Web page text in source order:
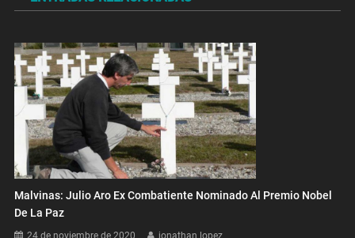
entradas
Malvinas: Julio Aro Ex Combatiente Nominado Al Premio Nobel
De La Paz
24 de noviembre de 2020 jonathan lopez